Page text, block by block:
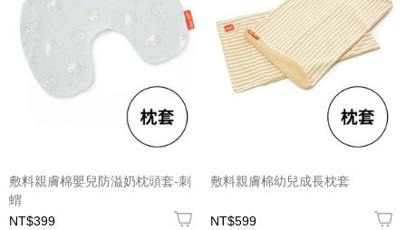
敷料親膚棉嬰兒防溢奶枕頭套-刺
蝟
NT$399
敷料親膚棉幼兒成長枕套
NT$599